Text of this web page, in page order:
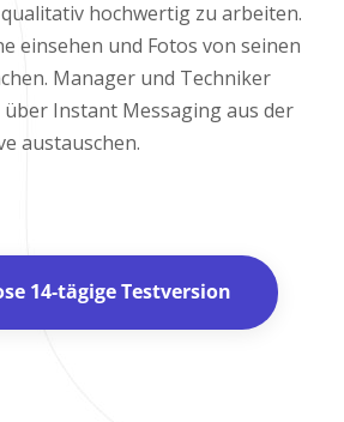
hochwertig zu arbeiten.
einsehen und Fotos von seinen
Manager und Techniker
über Instant Messaging aus der
austauschen.
14-tägige Testversion